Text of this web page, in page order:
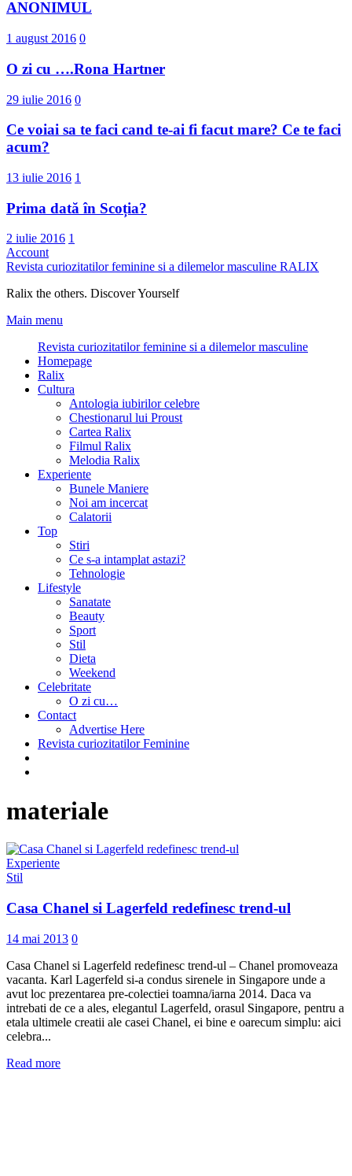
ANONIMUL
1 august 2016 0
O zi cu ….Rona Hartner
29 iulie 2016 0
Ce voiai sa te faci cand te-ai fi facut mare? Ce te faci
acum?
13 iulie 2016 1
Prima dată în Scoția?
2 iulie 2016 1
Account
Revista curiozitatilor feminine si a dilemelor masculine RALIX
Ralix the others. Discover Yourself
Main menu
Revista curiozitatilor feminine si a dilemelor masculine
Homepage
Ralix
Cultura
Antologia iubirilor celebre
Chestionarul lui Proust
Cartea Ralix
Filmul Ralix
Melodia Ralix
Experiente
Bunele Maniere
Noi am incercat
Calatorii
Top
Stiri
Ce s-a intamplat astazi?
Tehnologie
Lifestyle
Sanatate
Beauty
Sport
Stil
Dieta
Weekend
Celebritate
O zi cu…
Contact
Advertise Here
Revista curiozitatilor Feminine
materiale
Experiente
Stil
Casa Chanel si Lagerfeld redefinesc trend-ul
14 mai 2013 0
Casa Chanel si Lagerfeld redefinesc trend-ul – Chanel promoveaza
vacanta. Karl Lagerfeld si-a condus sirenele in Singapore unde a
avut loc prezentarea pre-colectiei toamna/iarna 2014. Daca va
intrebati de ce a ales, elegantul Lagerfeld, orasul Singapore, pentru a
etala ultimele creatii ale casei Chanel, ei bine e oarecum simplu: aici
celebra...
Read more